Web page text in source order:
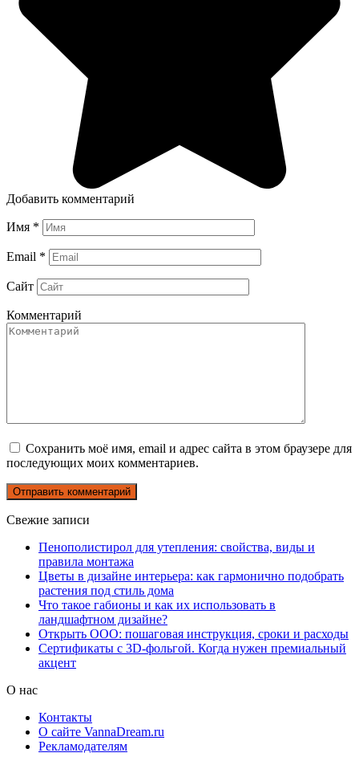
Добавить комментарий
Имя *
Email *
Сайт
Комментарий
Сохранить моё имя, email и адрес сайта в этом браузере для
последующих моих комментариев.
Свежие записи
Пенополистирол для утепления: свойства, виды и
правила монтажа
Цветы в дизайне интерьера: как гармонично подобрать
растения под стиль дома
Что такое габионы и как их использовать в
ландшафтном дизайне?
Открыть ООО: пошаговая инструкция, сроки и расходы
Сертификаты с 3D-фольгой. Когда нужен премиальный
акцент
О нас
Контакты
О сайте VannaDream.ru
Рекламодателям